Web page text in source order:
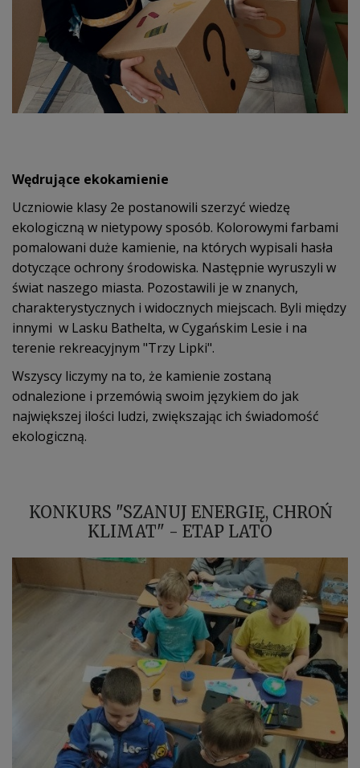
Wędrujące ekokamienie
Uczniowie klasy 2e postanowili szerzyć wiedzę
ekologiczną w nietypowy sposób. Kolorowymi farbami
pomalowani duże kamienie, na których wypisali hasła
dotyczące ochrony środowiska. Następnie wyruszyli w
świat naszego miasta. Pozostawili je w znanych,
charakterystycznych i widocznych miejscach. Byli między
innymi w Lasku Bathelta, w Cygańskim Lesie i na
terenie rekreacyjnym "Trzy Lipki".
Wszyscy liczymy na to, że kamienie zostaną
odnalezione i przemówią swoim językiem do jak
największej ilości ludzi, zwiększając ich świadomość
ekologiczną.
KONKURS "SZANUJ ENERGIĘ, CHROŃ
KLIMAT" - ETAP LATO